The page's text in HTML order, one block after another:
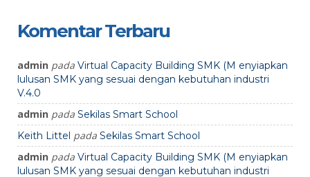
Komentar Terbaru
admin pada Virtual Capacity Building SMK (M enyiapkan
lulusan SMK yang sesuai dengan kebutuhan industri
V.4.0
admin pada Sekilas Smart School
Keith Littel pada Sekilas Smart School
admin pada Virtual Capacity Building SMK (M enyiapkan
lulusan SMK yang sesuai dengan kebutuhan industri